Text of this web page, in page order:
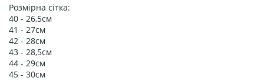
Розмірна сітка:
40 - 26,5см
41 - 27см
42 - 28см
43 - 28,5см
44 - 29см
45 - 30см